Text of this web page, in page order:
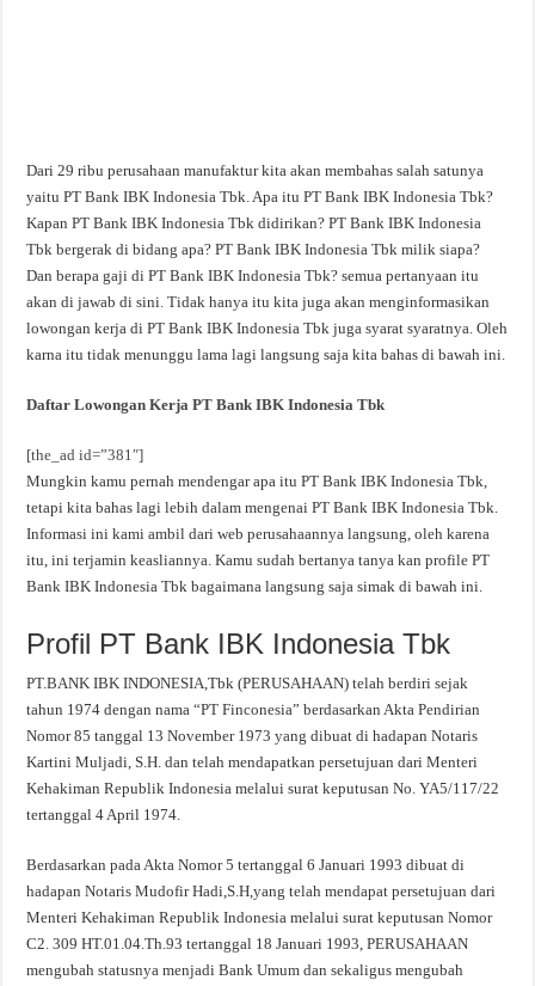
Dari 29 ribu perusahaan manufaktur kita akan membahas salah satunya
yaitu PT Bank IBK Indonesia Tbk. Apa itu PT Bank IBK Indonesia Tbk?
Kapan PT Bank IBK Indonesia Tbk didirikan? PT Bank IBK Indonesia
Tbk bergerak di bidang apa? PT Bank IBK Indonesia Tbk milik siapa?
Dan berapa gaji di PT Bank IBK Indonesia Tbk? semua pertanyaan itu
akan di jawab di sini. Tidak hanya itu kita juga akan menginformasikan
lowongan kerja di PT Bank IBK Indonesia Tbk juga syarat syaratnya. Oleh
karna itu tidak menunggu lama lagi langsung saja kita bahas di bawah ini.
Daftar Lowongan Kerja PT Bank IBK Indonesia Tbk
[the_ad id=”381″]
Mungkin kamu pernah mendengar apa itu PT Bank IBK Indonesia Tbk,
tetapi kita bahas lagi lebih dalam mengenai PT Bank IBK Indonesia Tbk.
Informasi ini kami ambil dari web perusahaannya langsung, oleh karena
itu, ini terjamin keasliannya. Kamu sudah bertanya tanya kan profile PT
Bank IBK Indonesia Tbk bagaimana langsung saja simak di bawah ini.
Profil PT Bank IBK Indonesia Tbk
PT.BANK IBK INDONESIA,Tbk (PERUSAHAAN) telah berdiri sejak
tahun 1974 dengan nama “PT Finconesia” berdasarkan Akta Pendirian
Nomor 85 tanggal 13 November 1973 yang dibuat di hadapan Notaris
Kartini Muljadi, S.H. dan telah mendapatkan persetujuan dari Menteri
Kehakiman Republik Indonesia melalui surat keputusan No. YA5/117/22
tertanggal 4 April 1974.
Berdasarkan pada Akta Nomor 5 tertanggal 6 Januari 1993 dibuat di
hadapan Notaris Mudofir Hadi,S.H,yang telah mendapat persetujuan dari
Menteri Kehakiman Republik Indonesia melalui surat keputusan Nomor
C2. 309 HT.01.04.Th.93 tertanggal 18 Januari 1993, PERUSAHAAN
mengubah statusnya menjadi Bank Umum dan sekaligus mengubah